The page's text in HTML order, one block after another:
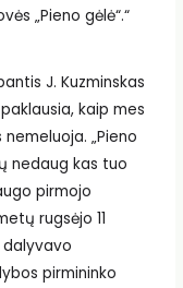
„Pieno gėlė“.“
J. Kuzminskas
kaip mes
„Pieno
nedaug kas tuo
pirmojo
rugsėjo 11
dalyvavo
pirmininko